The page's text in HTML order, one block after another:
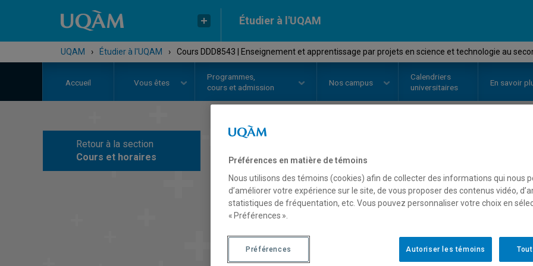
Étudier à l'UQAM
UQAM › Étudier à l'UQAM › Cours DDD8543 | Enseignement et apprentissage par projets en science et technologie au
Accueil Vous êtes
Programmes,
cours et admission
Nos campus
Calendriers
universitaires
En savoir
Retour à la section
Cours et horaires
COURS// DDD8543
projets en science et
Préférences en matière de témoins
Nous utilisons des témoins (cookies) afin de collecter des informations qui nous
d’améliorer votre expérience sur le site, de vous proposer des contenus vidéo,
statistiques de fréquentation, etc. Vous pouvez personnaliser votre choix en
« Préférences ».
Autoriser les témoins
Préférences